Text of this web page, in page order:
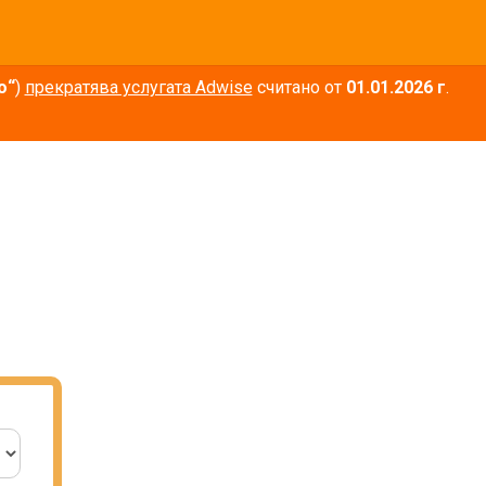
) прекратява услугата Adwiseсчитано от 01.01.2026 г.